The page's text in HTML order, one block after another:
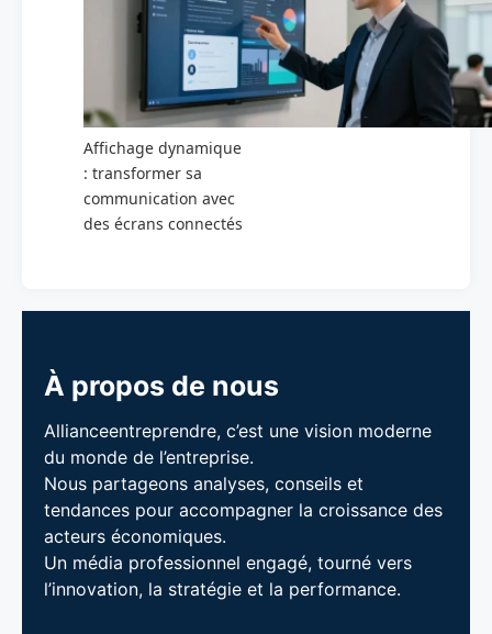
Affichage dynamique
: transformer sa
communication avec
des écrans connectés
À propos de nous
Allianceentreprendre, c’est une vision moderne
du monde de l’entreprise.
Nous partageons analyses, conseils et
tendances pour accompagner la croissance des
acteurs économiques.
Un média professionnel engagé, tourné vers
l’innovation, la stratégie et la performance.